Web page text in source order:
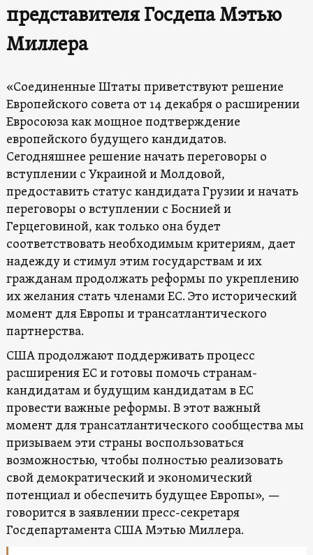
представителя Госдепа Мэтью
Миллера
«Соединенные Штаты приветствуют решение
Европейского совета от 14 декабря о расширении
Евросоюза как мощное подтверждение
европейского будущего кандидатов.
Сегодняшнее решение начать переговоры о
вступлении с Украиной и Молдовой,
предоставить статус кандидата Грузии и начать
переговоры о вступлении с Боснией и
Герцеговиной, как только она будет
соответствовать необходимым критериям, дает
надежду и стимул этим государствам и их
гражданам продолжать реформы по укреплению
их желания стать членами ЕС. Это исторический
момент для Европы и трансатлантического
партнерства.
США продолжают поддерживать процесс
расширения ЕС и готовы помочь странам-
кандидатам и будущим кандидатам в ЕС
провести важные реформы. В этот важный
момент для трансатлантического сообщества мы
призываем эти страны воспользоваться
возможностью, чтобы полностью реализовать
свой демократический и экономический
потенциал и обеспечить будущее Европы», —
говорится в заявлении пресс-секретаря
Госдепартамента США Мэтью Миллера.